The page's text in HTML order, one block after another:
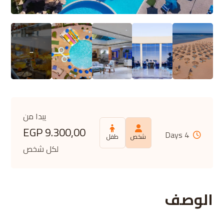
4 Days شخص طفل
يبدا من
9.300,00
EGP
لكل شخص
الوصف